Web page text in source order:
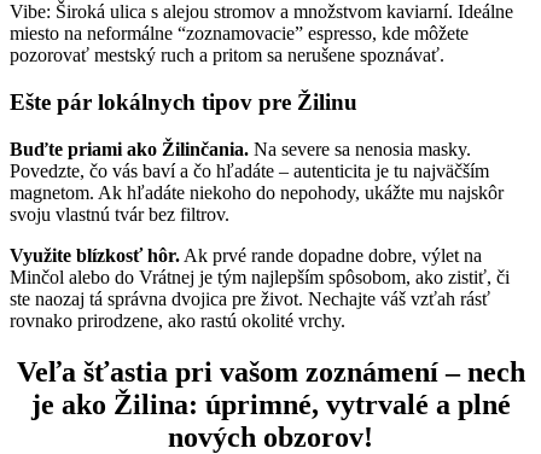
Vibe: Široká ulica s alejou stromov a množstvom kaviarní. Ideálne
miesto na neformálne “zoznamovacie” espresso, kde môžete
pozorovať mestský ruch a pritom sa nerušene spoznávať.
Ešte pár lokálnych tipov pre Žilinu
Buďte priami ako Žilinčania. Na severe sa nenosia masky.
Povedzte, čo vás baví a čo hľadáte – autenticita je tu najväčším
magnetom. Ak hľadáte niekoho do nepohody, ukážte mu najskôr
svoju vlastnú tvár bez filtrov.
Využite blízkosť hôr. Ak prvé rande dopadne dobre, výlet na
Minčol alebo do Vrátnej je tým najlepším spôsobom, ako zistiť, či
ste naozaj tá správna dvojica pre život. Nechajte váš vzťah rásť
rovnako prirodzene, ako rastú okolité vrchy.
Veľa šťastia pri vašom zoznámení – nech
je ako Žilina: úprimné, vytrvalé a plné
nových obzorov!